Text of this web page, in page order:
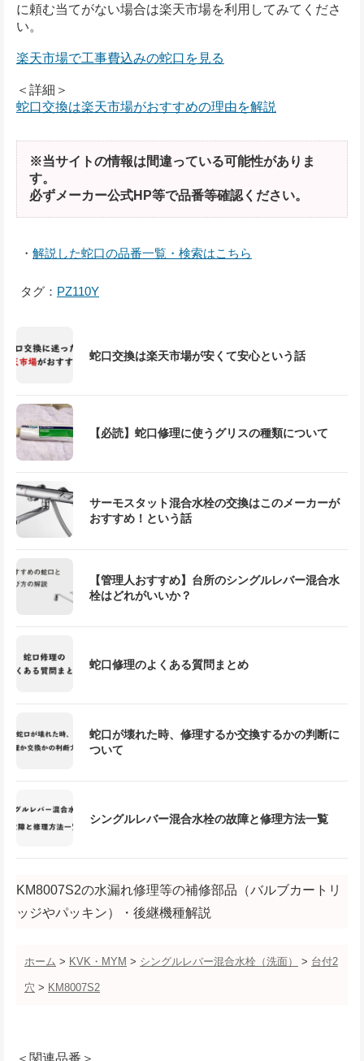
に頼む当てがない場合は楽天市場を利用してみてくださ
い。
楽天市場で工事費込みの蛇口を見る
＜詳細＞
蛇口交換は楽天市場がおすすめの理由を解説
※当サイトの情報は間違っている可能性がありま
す。
必ずメーカー公式HP等で品番等確認ください。
・ 解説した蛇口の品番一覧・検索はこちら
タグ： PZ110Y
蛇口交換は楽天市場が安くて安心という話
【必読】蛇口修理に使うグリスの種類について
サーモスタット混合水栓の交換はこのメーカーが
おすすめ！という話
【管理人おすすめ】台所のシングルレバー混合水
栓はどれがいいか？
蛇口修理のよくある質問まとめ
蛇口が壊れた時、修理するか交換するかの判断に
ついて
シングルレバー混合水栓の故障と修理方法一覧
KM8007S2の水漏れ修理等の補修部品（バルブカートリ
ッジやパッキン）・後継機種解説
ホーム > KVK・MYM > シングルレバー混合水栓（洗面） > 台付2
穴 > KM8007S2
＜関連品番＞